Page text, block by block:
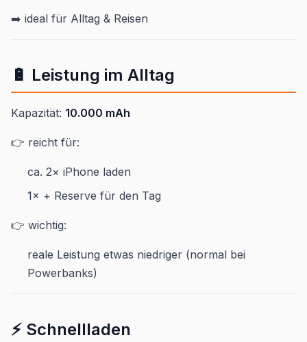
➡️ ideal für Alltag & Reisen
🔋 Leistung im Alltag
Kapazität: 10.000 mAh
👉 reicht für:
ca. 2× iPhone laden
1× + Reserve für den Tag
👉 wichtig:
reale Leistung etwas niedriger (normal bei
Powerbanks)
⚡ Schnellladen